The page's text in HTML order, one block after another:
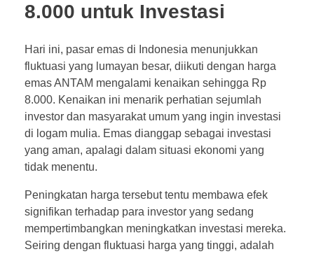
8.000 untuk Investasi
Hari ini, pasar emas di Indonesia menunjukkan
fluktuasi yang lumayan besar, diikuti dengan harga
emas ANTAM mengalami kenaikan sehingga Rp
8.000. Kenaikan ini menarik perhatian sejumlah
investor dan masyarakat umum yang ingin investasi
di logam mulia. Emas dianggap sebagai investasi
yang aman, apalagi dalam situasi ekonomi yang
tidak menentu.
Peningkatan harga tersebut tentu membawa efek
signifikan terhadap para investor yang sedang
mempertimbangkan meningkatkan investasi mereka.
Seiring dengan fluktuasi harga yang tinggi, adalah